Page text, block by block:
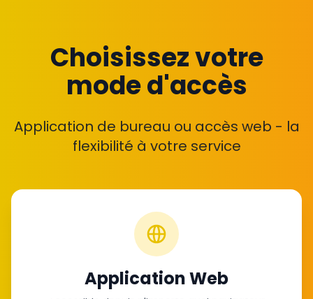
Choisissez votre
mode d'accès
Application de bureau ou accès web - la
flexibilité à votre service
Application Web